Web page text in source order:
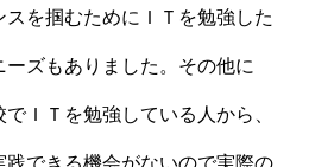
を掴むためにＩＴを勉強した
ズもありました。その他に
ＩＴを勉強している人から、
できる機会がないので実際の